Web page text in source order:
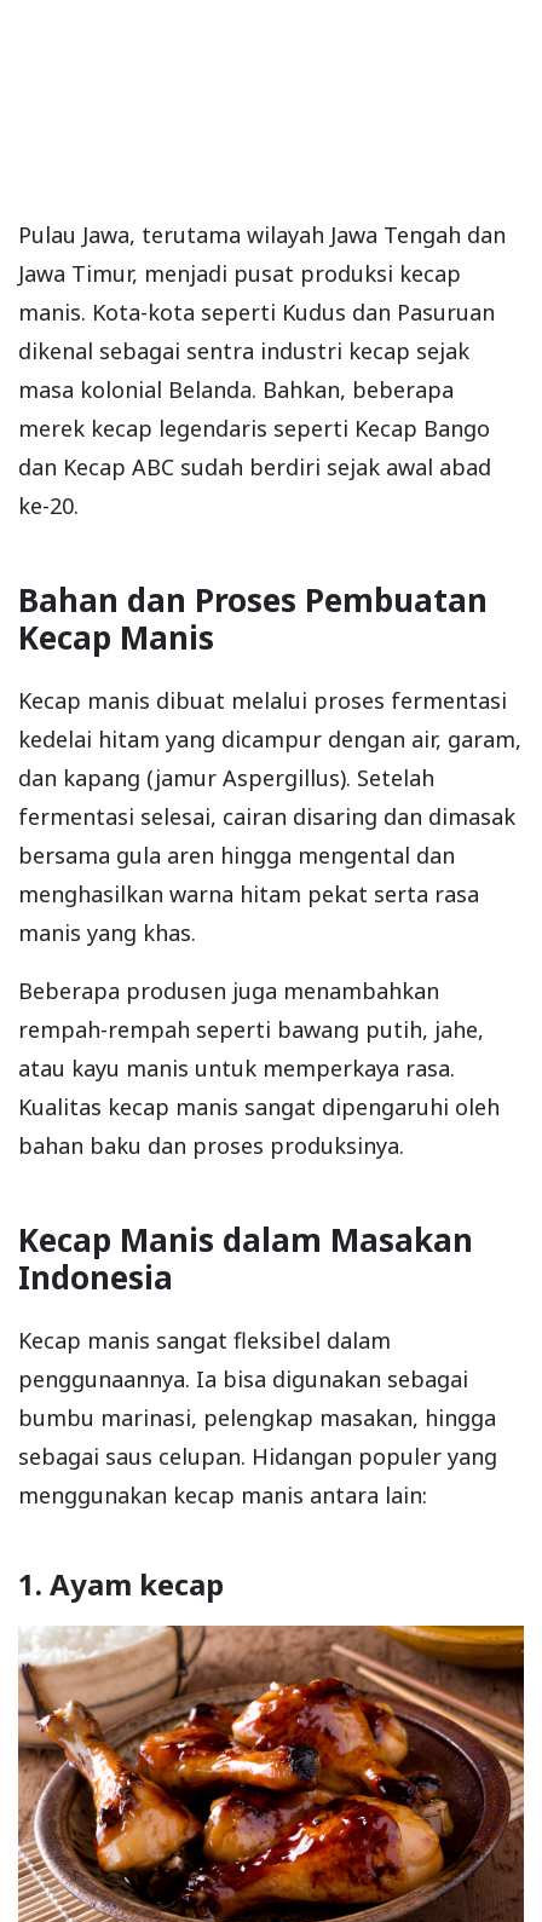
Pulau Jawa, terutama wilayah Jawa Tengah dan
Jawa Timur, menjadi pusat produksi kecap
manis. Kota-kota seperti Kudus dan Pasuruan
dikenal sebagai sentra industri kecap sejak
masa kolonial Belanda. Bahkan, beberapa
merek kecap legendaris seperti Kecap Bango
dan Kecap ABC sudah berdiri sejak awal abad
ke-20.
Bahan dan Proses Pembuatan
Kecap Manis
Kecap manis dibuat melalui proses fermentasi
kedelai hitam yang dicampur dengan air, garam,
dan kapang (jamur Aspergillus). Setelah
fermentasi selesai, cairan disaring dan dimasak
bersama gula aren hingga mengental dan
menghasilkan warna hitam pekat serta rasa
manis yang khas.
Beberapa produsen juga menambahkan
rempah-rempah seperti bawang putih, jahe,
atau kayu manis untuk memperkaya rasa.
Kualitas kecap manis sangat dipengaruhi oleh
bahan baku dan proses produksinya.
Kecap Manis dalam Masakan
Indonesia
Kecap manis sangat fleksibel dalam
penggunaannya. Ia bisa digunakan sebagai
bumbu marinasi, pelengkap masakan, hingga
sebagai saus celupan. Hidangan populer yang
menggunakan kecap manis antara lain:
1. Ayam kecap